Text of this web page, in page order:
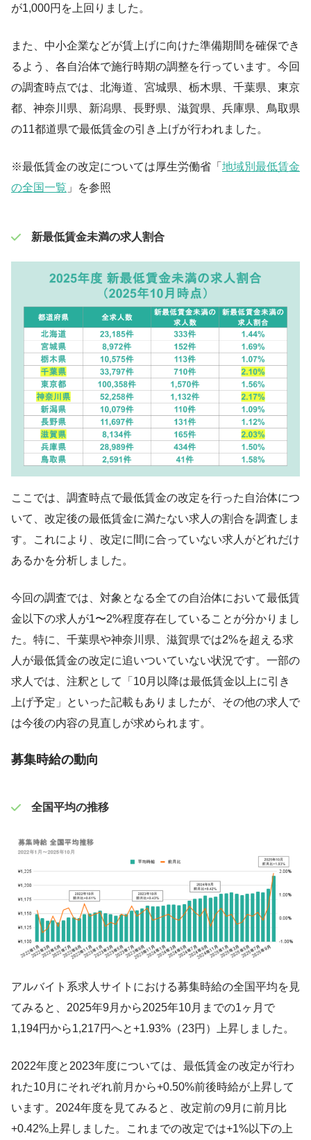
が1,000円を上回りました。
また、中小企業などが賃上げに向けた準備期間を確保でき
るよう、各自治体で施行時期の調整を行っています。今回
の調査時点では、北海道、宮城県、栃木県、千葉県、東京
都、神奈川県、新潟県、長野県、滋賀県、兵庫県、鳥取県
の11都道県で最低賃金の引き上げが行われました。
※最低賃金の改定については厚生労働省「 地域別最低賃金
の全国一覧 」を参照
新最低賃金未満の求人割合
ここでは、調査時点で最低賃金の改定を行った自治体につ
いて、改定後の最低賃金に満たない求人の割合を調査しま
す。これにより、改定に間に合っていない求人がどれだけ
あるかを分析しました。
今回の調査では、対象となる全ての自治体において最低賃
金以下の求人が1〜2%程度存在していることが分かりまし
た。特に、千葉県や神奈川県、滋賀県では2%を超える求
人が最低賃金の改定に追いついていない状況です。一部の
求人では、注釈として「10月以降は最低賃金以上に引き
上げ予定」といった記載もありましたが、その他の求人で
は今後の内容の見直しが求められます。
募集時給の動向
全国平均の推移
アルバイト系求人サイトにおける募集時給の全国平均を見
てみると、2025年9月から2025年10月までの1ヶ月で
1,194円から1,217円へと+1.93%（23円）上昇しました。
2022年度と2023年度については、最低賃金の改定が行わ
れた10月にそれぞれ前月から+0.50%前後時給が上昇して
います。2024年度を見てみると、改定前の9月に前月比
+0.42%上昇しました。これまでの改定では+1%以下の上